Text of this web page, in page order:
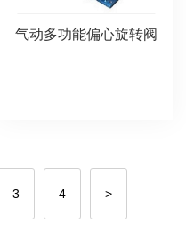
气动多功能偏心旋转阀
3 4 >